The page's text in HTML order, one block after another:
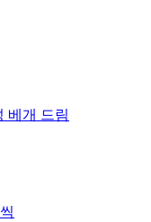
베개 드림